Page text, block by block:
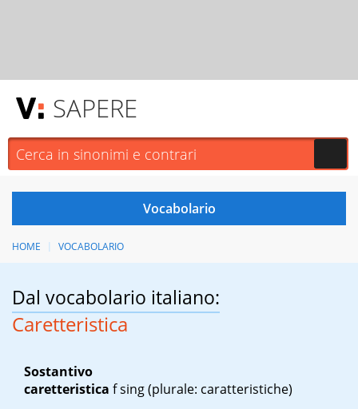
SAPERE
HOME VOCABOLARIO
Dal vocabolario italiano:
Caretteristica
Sostantivo
caretteristica f sing(plurale: caratteristiche)